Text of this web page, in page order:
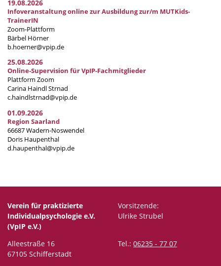
19.08.2026
Infoveranstaltung online zur Ausbildung zur/m MUTKids-
TrainerIN
Zoom-Plattform
Bärbel Hörner
b.hoerner@vpip.de
25.08.2026
Online-Supervision für VpIP-Fachmitglieder
Plattform Zoom
Carina Haindl Strnad
c.haindlstrnad@vpip.de
01.09.2026
Region Saarland
66687 Wadern-Noswendel
Doris Haupenthal
d.haupenthal@vpip.de
Verein für praktizierte
Individualpsychologie e.V.
(VpIP e.V.)
Vorsitzende:
Ulrike Strubel
Alleestraße 16
67105 Schifferstadt
Tel.: 06235 - 77 07